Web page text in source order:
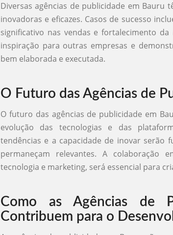
Diversas agências de publicidade em Bauru
inovadoras e eficazes. Casos de sucesso
significativo nas vendas e fortalecimento
inspiração para outras empresas e
bem elaborada e executada.
O Futuro das Agências de
O futuro das agências de publicidade em
evolução das tecnologias e das
tendências e a capacidade de inovar serão
permaneçam relevantes. A colaboração
tecnologia e marketing, será essencial para
Como as Agências de
Contribuem para o